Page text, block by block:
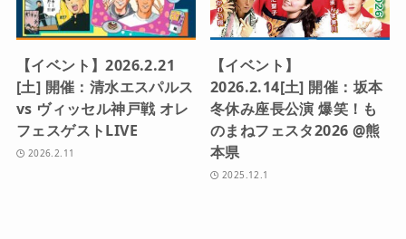
【イベント】2026.2.21
[土] 開催：清水エスパルス
vs ヴィッセル神戸戦 オレ
フェスゲストLIVE
2026.2.11
【イベント】
2026.2.14[土] 開催：坂本
冬休み座長公演 爆笑！も
のまねフェスタ2026 @熊
本県
2025.12.1